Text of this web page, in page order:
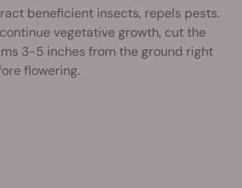
beneficient insects, repels pests.
vegetative growth, cut the
3-5 inches from the ground right
flowering.